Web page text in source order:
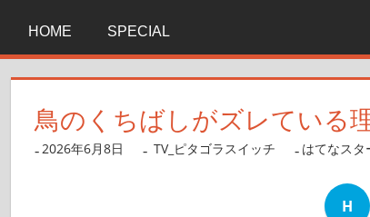
HOME SPECIAL
鳥のくちばしがズレている
2026年6月8日 nanigoto
TV_ピタゴラスイッチ はてなスタ
H